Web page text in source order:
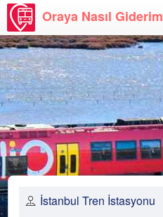
Oraya Nasıl Giderim